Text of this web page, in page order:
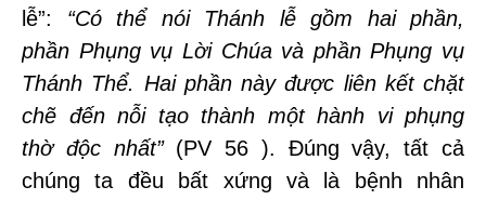
lễ”: “Có thể nói Thánh lễ gồm hai phần,
phần Phụng vụ Lời Chúa và phần Phụng vụ
Thánh Thể. Hai phần này được liên kết chặt
chẽ đến nỗi tạo thành một hành vi phụng
thờ độc nhất”(PV 56 ). Đúng vậy, tất cả
chúng ta đều bất xứng và là bệnh nhân